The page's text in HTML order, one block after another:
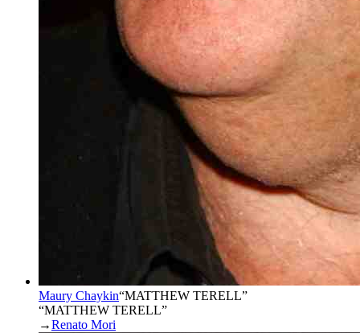
Maury Chaykin“MATTHEW TERELL”
“MATTHEW TERELL”
→Renato Mori